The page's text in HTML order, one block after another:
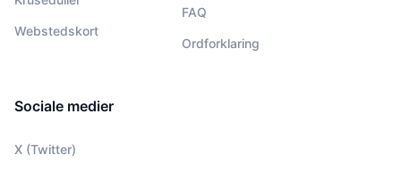
Webstedskort
FAQ
Ordforklaring
Sociale medier
X (Twitter)